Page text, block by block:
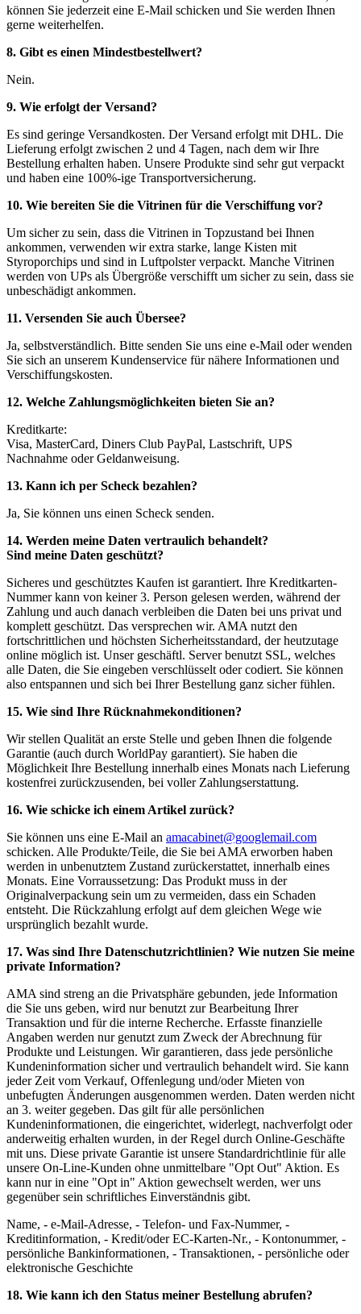
können Sie jederzeit eine E-Mail schicken und Sie werden Ihnen
gerne weiterhelfen.
8. Gibt es einen Mindestbestellwert?
Nein.
9. Wie erfolgt der Versand?
Es sind geringe Versandkosten. Der Versand erfolgt mit DHL. Die
Lieferung erfolgt zwischen 2 und 4 Tagen, nach dem wir Ihre
Bestellung erhalten haben. Unsere Produkte sind sehr gut verpackt
und haben eine 100%-ige Transportversicherung.
10. Wie bereiten Sie die Vitrinen für die Verschiffung vor?
Um sicher zu sein, dass die Vitrinen in Topzustand bei Ihnen
ankommen, verwenden wir extra starke, lange Kisten mit
Styroporchips und sind in Luftpolster verpackt. Manche Vitrinen
werden von UPs als Übergröße verschifft um sicher zu sein, dass sie
unbeschädigt ankommen.
11. Versenden Sie auch Übersee?
Ja, selbstverständlich. Bitte senden Sie uns eine e-Mail oder wenden
Sie sich an unserem Kundenservice für nähere Informationen und
Verschiffungskosten.
12. Welche Zahlungsmöglichkeiten bieten Sie an?
Kreditkarte:
Visa, MasterCard, Diners Club PayPal, Lastschrift, UPS
Nachnahme oder Geldanweisung.
13. Kann ich per Scheck bezahlen?
Ja, Sie können uns einen Scheck senden.
14. Werden meine Daten vertraulich behandelt?
Sind meine Daten geschützt?
Sicheres und geschütztes Kaufen ist garantiert. Ihre Kreditkarten-
Nummer kann von keiner 3. Person gelesen werden, während der
Zahlung und auch danach verbleiben die Daten bei uns privat und
komplett geschützt. Das versprechen wir. AMA nutzt den
fortschrittlichen und höchsten Sicherheitsstandard, der heutzutage
online möglich ist. Unser geschäftl. Server benutzt SSL, welches
alle Daten, die Sie eingeben verschlüsselt oder codiert. Sie können
also entspannen und sich bei Ihrer Bestellung ganz sicher fühlen.
15. Wie sind Ihre Rücknahmekonditionen?
Wir stellen Qualität an erste Stelle und geben Ihnen die folgende
Garantie (auch durch WorldPay garantiert). Sie haben die
Möglichkeit Ihre Bestellung innerhalb eines Monats nach Lieferung
kostenfrei zurückzusenden, bei voller Zahlungserstattung.
16. Wie schicke ich einem Artikel zurück?
Sie können uns eine E-Mail an amacabinet@googlemail.com
schicken. Alle Produkte/Teile, die Sie bei AMA erworben haben
werden in unbenutztem Zustand zurückerstattet, innerhalb eines
Monats. Eine Vorraussetzung: Das Produkt muss in der
Originalverpackung sein um zu vermeiden, dass ein Schaden
entsteht. Die Rückzahlung erfolgt auf dem gleichen Wege wie
ursprünglich bezahlt wurde.
17. Was sind Ihre Datenschutzrichtlinien? Wie nutzen Sie meine
private Information?
AMA sind streng an die Privatsphäre gebunden, jede Information
die Sie uns geben, wird nur benutzt zur Bearbeitung Ihrer
Transaktion und für die interne Recherche. Erfasste finanzielle
Angaben werden nur genutzt zum Zweck der Abrechnung für
Produkte und Leistungen. Wir garantieren, dass jede persönliche
Kundeninformation sicher und vertraulich behandelt wird. Sie kann
jeder Zeit vom Verkauf, Offenlegung und/oder Mieten von
unbefugten Änderungen ausgenommen werden. Daten werden nicht
an 3. weiter gegeben. Das gilt für alle persönlichen
Kundeninformationen, die eingerichtet, widerlegt, nachverfolgt oder
anderweitig erhalten wurden, in der Regel durch Online-Geschäfte
mit uns. Diese private Garantie ist unsere Standardrichtlinie für alle
unsere On-Line-Kunden ohne unmittelbare "Opt Out" Aktion. Es
kann nur in eine "Opt in" Aktion gewechselt werden, wer uns
gegenüber sein schriftliches Einverständnis gibt.
Name, - e-Mail-Adresse, - Telefon- und Fax-Nummer, -
Kreditinformation, - Kredit/oder EC-Karten-Nr., - Kontonummer, -
persönliche Bankinformationen, - Transaktionen, - persönliche oder
elektronische Geschichte
18. Wie kann ich den Status meiner Bestellung abrufen?